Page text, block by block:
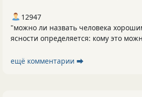
12947
"можно ли назвать человека
ясности определяется: кому это
ещё комментарии ⮕